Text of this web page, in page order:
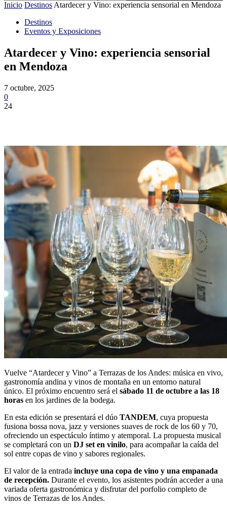
Inicio Destinos Atardecer y Vino: experiencia sensorial en Mendoza
Destinos
Eventos y Exposiciones
Atardecer y Vino: experiencia sensorial
en Mendoza
7 octubre, 2025
0
24
Vuelve “Atardecer y Vino” a Terrazas de los Andes: música en vivo,
gastronomía andina y vinos de montaña en un entorno natural
único. El próximo encuentro será el sábado 11 de octubre a las 18
horas en los jardines de la bodega.
En esta edición se presentará el dúo TANDEM, cuya propuesta
fusiona bossa nova, jazz y versiones suaves de rock de los 60 y 70,
ofreciendo un espectáculo íntimo y atemporal. La propuesta musical
se completará con un DJ set en vinilo, para acompañar la caída del
sol entre copas de vino y sabores regionales.
El valor de la entrada incluye una copa de vino y una empanada
de recepción. Durante el evento, los asistentes podrán acceder a una
variada oferta gastronómica y disfrutar del porfolio completo de
vinos de Terrazas de los Andes.